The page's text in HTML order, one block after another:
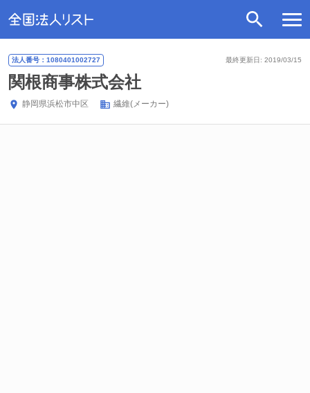
最終更新日: 2019/03/15
法人番号：1080401002727
関根商事株式会社
静岡県浜松市中区 繊維(メーカー)